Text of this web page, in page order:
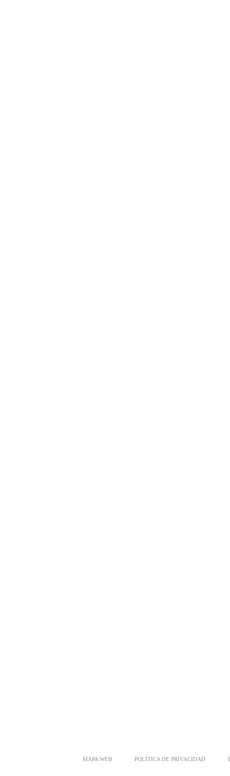
MAPA WEB POLÍTICA DE PRIVACIDAD